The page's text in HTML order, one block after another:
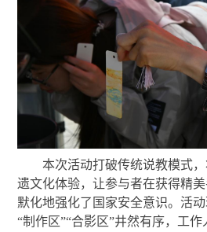
本次活动打破传统说教模式
遗文化体验，让参与者在获得精
默化地强化了国家安全意识。活
“制作区”“合影区”井然有序，工